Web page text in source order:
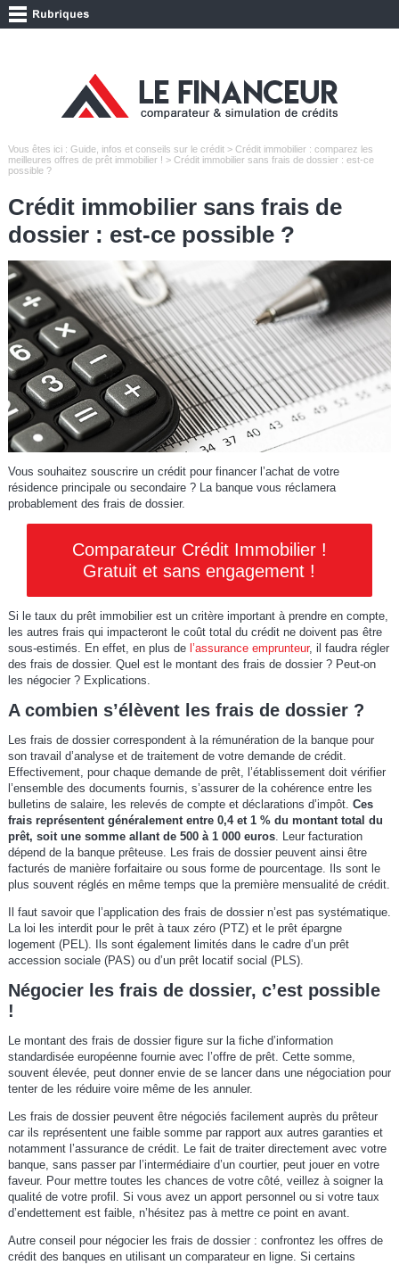
Vous êtes ici : Guide, infos et conseils sur le crédit> Crédit immobilier : comparez les
meilleures offres de prêt immobilier ! > Crédit immobilier sans frais de dossier : est-ce
possible ?
Crédit immobilier sans frais de
dossier : est-ce possible ?
Vous souhaitez souscrire un crédit pour financer l’achat de votre
résidence principale ou secondaire ? La banque vous réclamera
probablement des frais de dossier.
Comparateur Crédit Immobilier !
Gratuit et sans engagement !
Si le taux du prêt immobilier est un critère important à prendre en compte,
les autres frais qui impacteront le coût total du crédit ne doivent pas être
sous-estimés. En effet, en plus de l’assurance emprunteur, il faudra régler
des frais de dossier. Quel est le montant des frais de dossier ? Peut-on
les négocier ? Explications.
A combien s’élèvent les frais de dossier ?
Les frais de dossier correspondent à la rémunération de la banque pour
son travail d’analyse et de traitement de votre demande de crédit.
Effectivement, pour chaque demande de prêt, l’établissement doit vérifier
l’ensemble des documents fournis, s’assurer de la cohérence entre les
bulletins de salaire, les relevés de compte et déclarations d’impôt. Ces
frais représentent généralement entre 0,4 et 1 % du montant total du
prêt, soit une somme allant de 500 à 1 000 euros. Leur facturation
dépend de la banque prêteuse. Les frais de dossier peuvent ainsi être
facturés de manière forfaitaire ou sous forme de pourcentage. Ils sont le
plus souvent réglés en même temps que la première mensualité de crédit.
Il faut savoir que l’application des frais de dossier n’est pas systématique.
La loi les interdit pour le prêt à taux zéro (PTZ) et le prêt épargne
logement (PEL). Ils sont également limités dans le cadre d’un prêt
accession sociale (PAS) ou d’un prêt locatif social (PLS).
Négocier les frais de dossier, c’est possible
!
Le montant des frais de dossier figure sur la fiche d’information
standardisée européenne fournie avec l’offre de prêt. Cette somme,
souvent élevée, peut donner envie de se lancer dans une négociation pour
tenter de les réduire voire même de les annuler.
Les frais de dossier peuvent être négociés facilement auprès du prêteur
car ils représentent une faible somme par rapport aux autres garanties et
notamment l’assurance de crédit. Le fait de traiter directement avec votre
banque, sans passer par l’intermédiaire d’un courtier, peut jouer en votre
faveur. Pour mettre toutes les chances de votre côté, veillez à soigner la
qualité de votre profil. Si vous avez un apport personnel ou si votre taux
d’endettement est faible, n’hésitez pas à mettre ce point en avant.
Autre conseil pour négocier les frais de dossier : confrontez les offres de
crédit des banques en utilisant un comparateur en ligne. Si certains